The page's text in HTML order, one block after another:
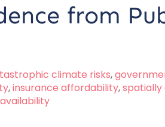
from
climate risks,
,insurance affordability,